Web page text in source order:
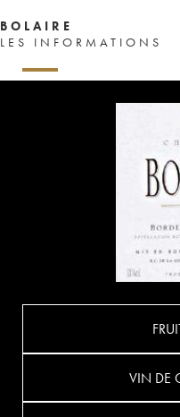
BOLAIRE
LES INFORMATIONS
VIN DE